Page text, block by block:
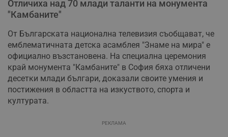
Отличиха над 70 млади таланти на монумента
"Камбаните"
От Българската национална телевизия съобщават, че
емблематичната детска асамблея "Знаме на мира" е
официално възстановена. На специална церемония
край монумента "Камбаните" в София бяха отличени
десетки млади българи, доказали своите умения и
постижения в областта на изкуството, спорта и
културата.
РЕКЛАМА